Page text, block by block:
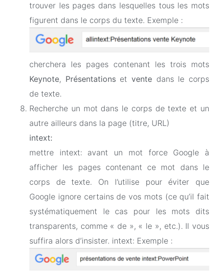
trouver les pages dans lesquelles tous les mots
figurent dans le corps du texte. Exemple :
cherchera les pages contenant les trois mots
Keynote, Présentationsetvente dans le corps
de texte.
Recherche un mot dans le corps de texte et un
autre ailleurs dans la page (titre, URL)
intext:
mettre intext: avant un mot force Google à
afficher les pages contenant ce mot dans le
corps de texte. On l’utilise pour éviter que
Google ignore certains de vos mots (ce qu’il fait
systématiquement le cas pour les mots dits
transparents, comme « de », « le », etc.). Il vous
suffira alors d’insister. intext: Exemple :